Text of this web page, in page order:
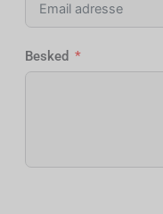
Besked